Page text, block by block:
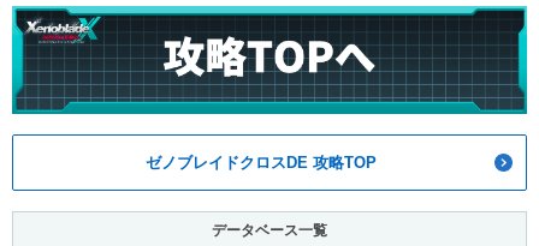
ゼノブレイドクロスDE 攻略TOP
データベース一覧